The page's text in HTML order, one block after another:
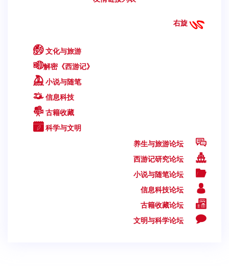
右旋
文化与旅游
解密《西游记》
小说与随笔
信息科技
古籍收藏
科学与文明
养生与旅游论坛
西游记研究论坛
小说与随笔论坛
信息科技论坛
古籍收藏论坛
文明与科学论坛